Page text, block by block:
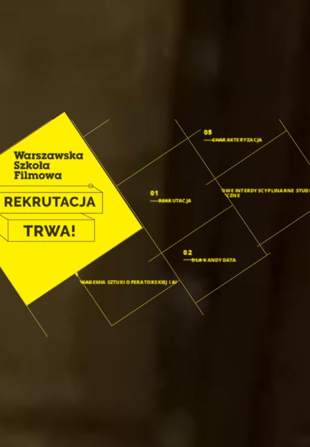
01
REKRUTACJA
02
DLA KANDYDATA
03
AKADEMIA SZTUKI OPERATORSKIEJ I AI
FISH: FILMOWE INTERDYSCYPLINARNE
HUMANISTYCZNE
05
CHARAKTERYZACJA